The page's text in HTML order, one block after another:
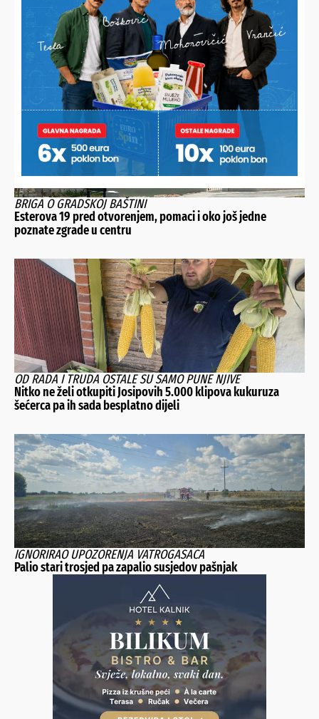
Alternative:
NAJNOVIJE VIJESTI
BRIGA O GRADSKOJ BAŠTINI
Esterova 19 pred otvorenjem, pomaci i oko još jedne
poznate zgrade u centru
OD RADA I TRUDA OSTALE SU SAMO PUNE NJIVE
Nitko ne želi otkupiti Josipovih 5.000 klipova kukuruza
šećerca pa ih sada besplatno dijeli
IGNORIRAO UPOZORENJA VATROGASACA
Palio stari trosjed pa zapalio susjedov pašnjak